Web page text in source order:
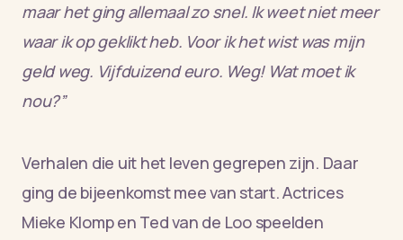
maar het ging allemaal zo snel. Ik weet niet meer
waar ik op geklikt heb. Voor ik het wist was mijn
geld weg. Vijfduizend euro. Weg! Wat moet ik
nou?”
Verhalen die uit het leven gegrepen zijn. Daar
ging de bijeenkomst mee van start. Actrices
Mieke Klomp en Ted van de Loo speelden